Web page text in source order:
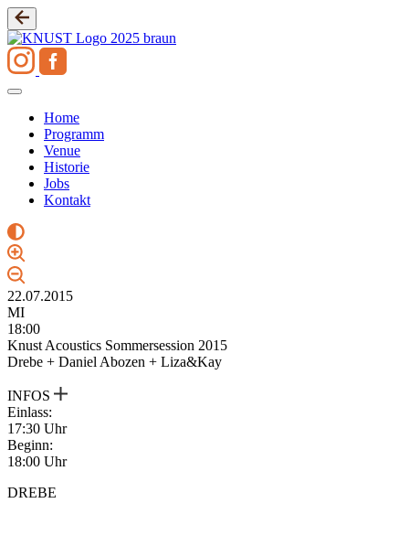
Zum
Inhalt
springen
Home
Programm
Venue
Historie
Jobs
Kontakt
22.07.2015
MI
18:00
Knust Acoustics Sommersession 2015
Drebe + Daniel Abozen + Liza&Kay
INFOS
Einlass:
17:30 Uhr
Beginn:
18:00 Uhr
DREBE